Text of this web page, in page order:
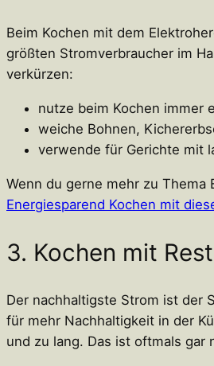
Beim Kochen mit dem
größten Stromverbraucher im
verkürzen:
nutze beim Kochen immer
weiche Bohnen,
verwende für Gerichte mit
Wenn du gerne mehr zu
Energiesparend Kochen mit
3. Kochen mit
Der nachhaltigste Strom ist der
für mehr Nachhaltigkeit in der
und zu lang. Das ist oftmals gar